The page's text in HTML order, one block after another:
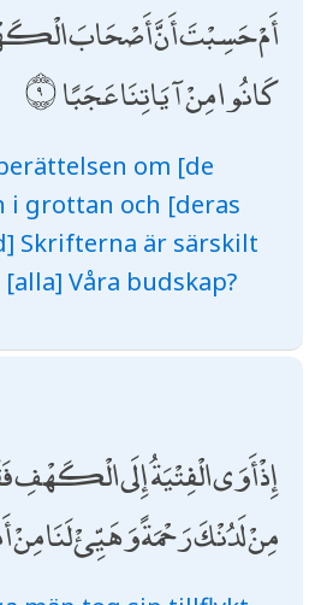
أَمْ حَسِبْتَ أَنَّ أَصْحَابَ
كَانُوا مِنْ آيَاتِنَا عَجَبًا
om [de
i grottan och [deras
Skrifterna är särskilt
Våra budskap?
إِذْ أَوَى الْفِتْيَةُ إِلَى الْكَهْفِ
مِنْ لَدُنْكَ رَحْمَةً وَهَيِّئْ لَنَا مِنْ